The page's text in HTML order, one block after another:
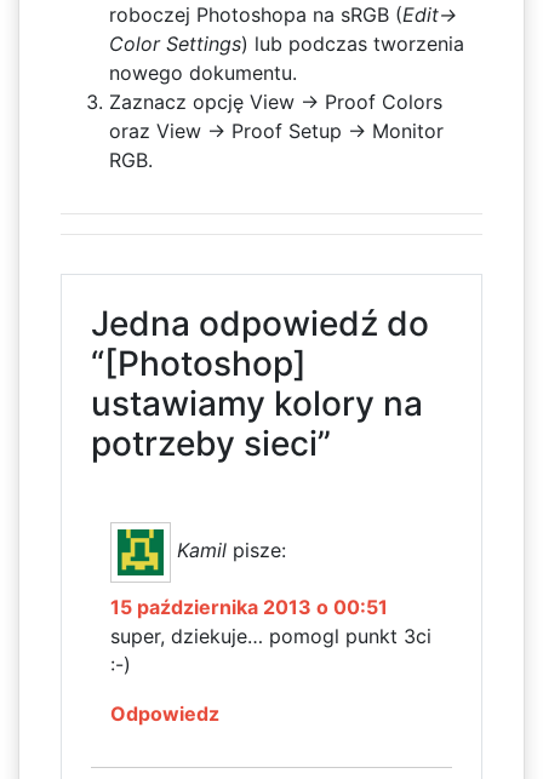
roboczej Photoshopa na sRGB (Edit->
Color Settings) lub podczas tworzenia
nowego dokumentu.
Zaznacz opcję View -> Proof Colors
oraz View -> Proof Setup -> Monitor
RGB.
Jedna odpowiedź do
“[Photoshop]
ustawiamy kolory na
potrzeby sieci”
Kamil pisze:
15 października 2013 o 00:51
super, dziekuje… pomogl punkt 3ci
:-)
Odpowiedz